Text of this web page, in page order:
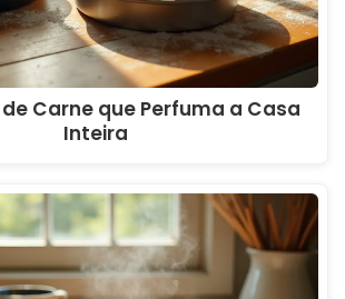
Carne que Perfuma a Casa
Inteira